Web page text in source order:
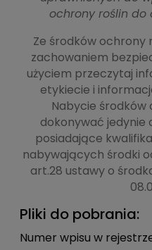
ochrony roślin do
Ze środków ochrony
zachowaniem
użyciem przeczytaj
etykiecie i
Nabycie
dokonywać jedynie
posiadające
nabywających środki
art.28 ustawy o
Pliki do pobrania:
Numer wpisu w